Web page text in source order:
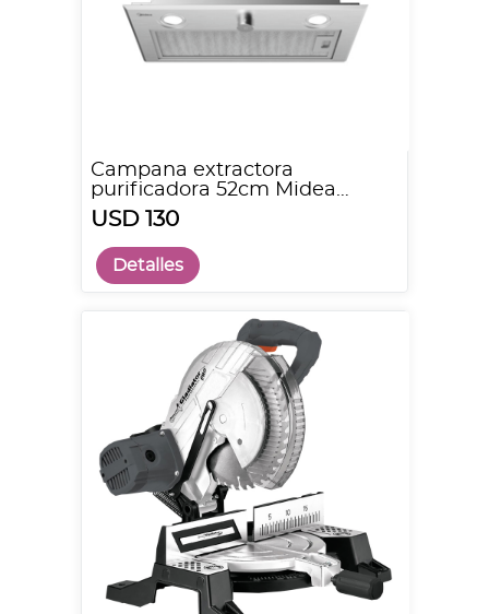
Campana extractora
purificadora 52cm Midea
MH52T01EA22SB
USD 130
Detalles